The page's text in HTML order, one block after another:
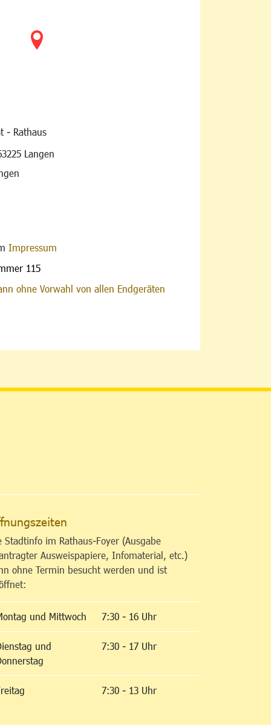
- Rathaus
Langen
Impressum
115
ohne Vorwahl von allen Endgeräten
Stadtinfo im Rathaus-Foyer (Ausgabe
Ausweispapiere, Infomaterial, etc.)
ohne Termin besucht werden und ist
und Mittwoch 7:30 - 16 Uhr
und
7:30 - 17 Uhr
7:30 - 13 Uhr